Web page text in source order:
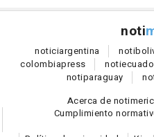
noti
noticiargentina noti
colombiapress noti
notiparaguay
Acerca de
Cumplimiento